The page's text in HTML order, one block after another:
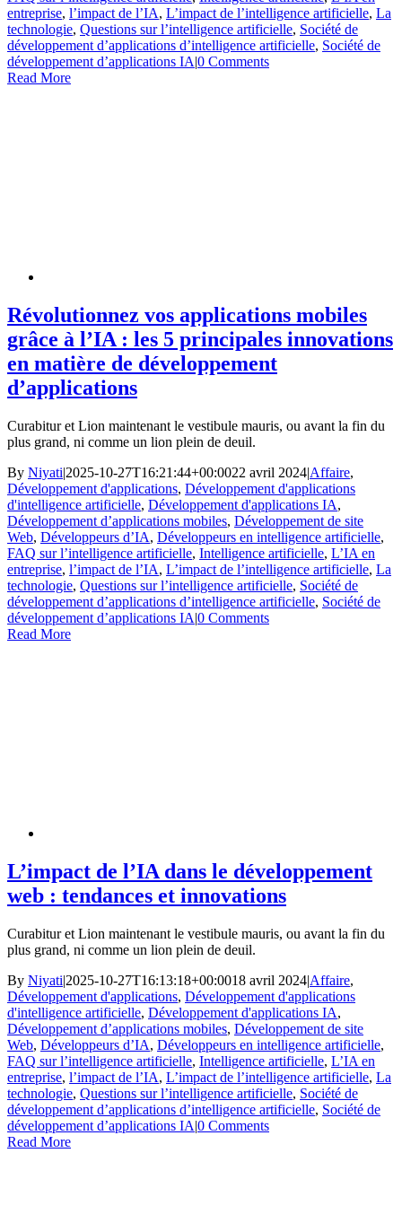
entreprise, l’impact de l’IA, L’impact de l’intelligence artificielle, La
technologie, Questions sur l’intelligence artificielle, Société de
développement d’applications d’intelligence artificielle, Société de
développement d’applications IA|0 Comments
Read More
Révolutionnez vos applications mobiles
grâce à l’IA : les 5 principales innovations
en matière de développement
d’applications
Curabitur et Lion maintenant le vestibule mauris, ou avant la fin du
plus grand, ni comme un lion plein de deuil.
By Niyati|2025-10-27T16:21:44+00:0022 avril 2024|Affaire,
Développement d'applications, Développement d'applications
d'intelligence artificielle, Développement d'applications IA,
Développement d’applications mobiles, Développement de site
Web, Développeurs d’IA, Développeurs en intelligence artificielle,
FAQ sur l’intelligence artificielle, Intelligence artificielle, L’IA en
entreprise, l’impact de l’IA, L’impact de l’intelligence artificielle, La
technologie, Questions sur l’intelligence artificielle, Société de
développement d’applications d’intelligence artificielle, Société de
développement d’applications IA|0 Comments
Read More
L’impact de l’IA dans le développement
web : tendances et innovations
Curabitur et Lion maintenant le vestibule mauris, ou avant la fin du
plus grand, ni comme un lion plein de deuil.
By Niyati|2025-10-27T16:13:18+00:0018 avril 2024|Affaire,
Développement d'applications, Développement d'applications
d'intelligence artificielle, Développement d'applications IA,
Développement d’applications mobiles, Développement de site
Web, Développeurs d’IA, Développeurs en intelligence artificielle,
FAQ sur l’intelligence artificielle, Intelligence artificielle, L’IA en
entreprise, l’impact de l’IA, L’impact de l’intelligence artificielle, La
technologie, Questions sur l’intelligence artificielle, Société de
développement d’applications d’intelligence artificielle, Société de
développement d’applications IA|0 Comments
Read More